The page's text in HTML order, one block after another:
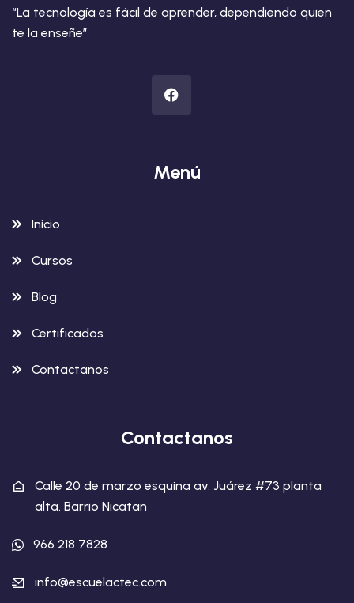
“La tecnología es fácil de aprender, dependiendo quien
te la enseñe”
Menú
Inicio
Cursos
Blog
Certificados
Contactanos
Contactanos
Calle 20 de marzo esquina av. Juárez #73 planta
alta. Barrio Nicatan
966 218 7828
info@escuelactec.com